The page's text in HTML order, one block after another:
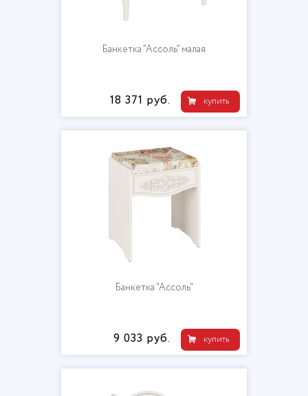
Банкетка "Ассоль" малая
купить
18 371 руб.
Банкетка "Ассоль"
купить
9 033 руб.